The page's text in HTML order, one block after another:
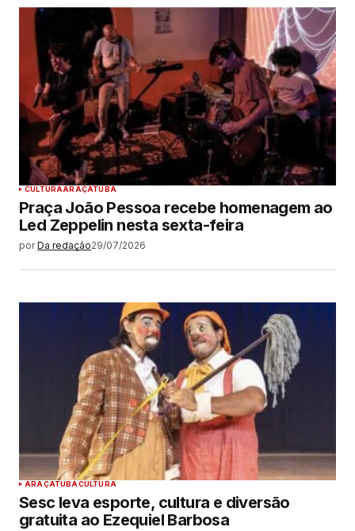
CULTURAARAÇATUBA
Praça João Pessoa recebe homenagem ao
Led Zeppelin nesta sexta-feira
por Da redação29/07/2026
ARAÇATUBACULTURA
Sesc leva esporte, cultura e diversão
gratuita ao Ezequiel Barbosa